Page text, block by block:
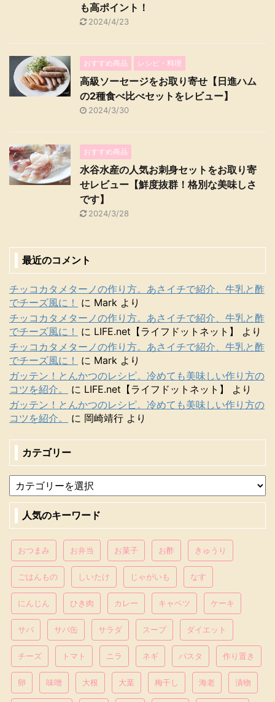
も高ポイント！
2024/4/23
おすすめ商品 レシピ・料理
高級ソーセージをお取り寄せ【日進ハム
の2種食べ比べセットをレビュー】
2024/3/30
おすすめ商品
水谷水産の人気お刺身セットをお取り寄
せレビュー【鮮度抜群！格別な美味しさ
です】
2024/3/28
最近のコメント
チッコカタメターノの作り方。あさイチで紹介、牛乳と酢
でチーズ風に！
に Mark より
チッコカタメターノの作り方。あさイチで紹介、牛乳と酢
でチーズ風に！
に LIFE.net【ライフドットネット】
より
チッコカタメターノの作り方。あさイチで紹介、牛乳と酢
でチーズ風に！
に Mark より
ガッテン！とんかつのレシピ。冷めても美味しい作り方の
コツを紹介。
に LIFE.net【ライフドットネット】
より
ガッテン！とんかつのレシピ。冷めても美味しい作り方の
コツを紹介。
に 岡崎靖行 より
カテゴリー
人気のキーワード
おつまみ お弁当 お菓子 お酢 きゅうり
ごはんもの しいたけ じゃがいも なす
にんじん ひき肉 カレー キャベツ ケーキ
サバ サバ缶 サラダ スープ ダイエット
チーズ トマト ニラ ネギ パスタ 作り置き
卵 味噌 大根 大葉 梅干し 海老 漬物